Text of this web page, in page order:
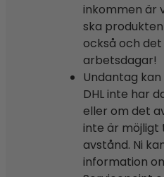
inkommen är
ska
också och
arbetsdagar!
Undantag kan
DHL inte har
eller om det
inte är möjligt
avstånd. Ni
information